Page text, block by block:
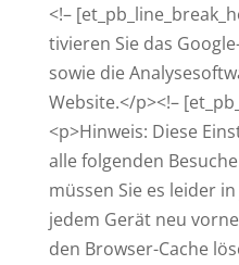
<!–
ti­vieren Sie das
sowie die
Website.</p><!–
<p>Hinweis: Diese
alle fol­genden
müssen Sie es leider
jedem Gerät neu
den Browser-Cache